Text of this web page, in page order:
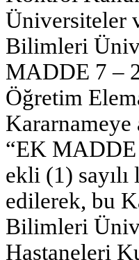
Üniversiteler
Bilimleri
MADDE 7 –
Öğretim
Kararnameye
“EK MADDE
ekli (1)
edilerek, bu
Bilimleri
Hastaneleri